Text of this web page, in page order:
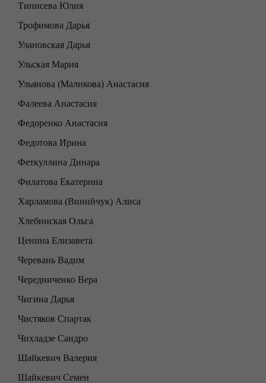
Типисева Юлия
Трофимова Дарья
Улановская Дарья
Ульская Мария
Ульянова (Маликова) Анастасия
Фалеева Анастасия
Федоренко Анастасия
Федотова Ирина
Феткуллина Динара
Филатова Екатерина
Харламова (Винийчук) Алиса
Хлебинская Ольга
Ценина Елизавета
Черевань Вадим
Чередниченко Вера
Чигина Дарья
Чистяков Спартак
Чихладзе Сандро
Шайкевич Валерия
Шайкевич Семен